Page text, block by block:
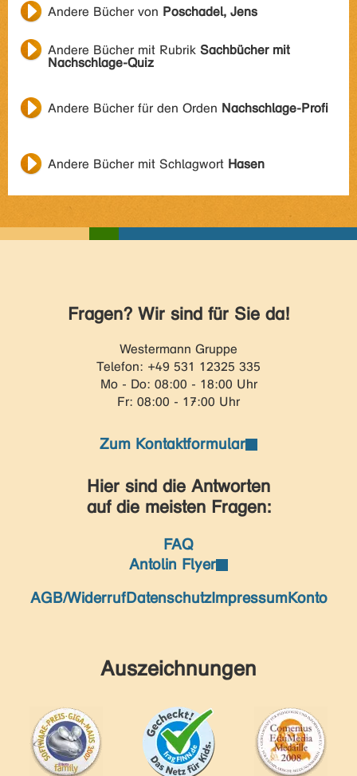
Andere Bücher von Poschadel, Jens
Andere Bücher mit Rubrik Sachbücher mit
Nachschlage-Quiz
Andere Bücher für den Orden Nachschlage-Profi
Andere Bücher mit Schlagwort Hasen